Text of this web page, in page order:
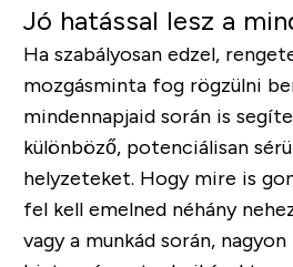
Jó hatással lesz a
Ha szabályosan edzel,
mozgásminta fog rögzülni
mindennapjaid során is
különböző, potenciálisan
helyzeteket. Hogy mire is
fel kell emelned néhány
vagy a munkád során,